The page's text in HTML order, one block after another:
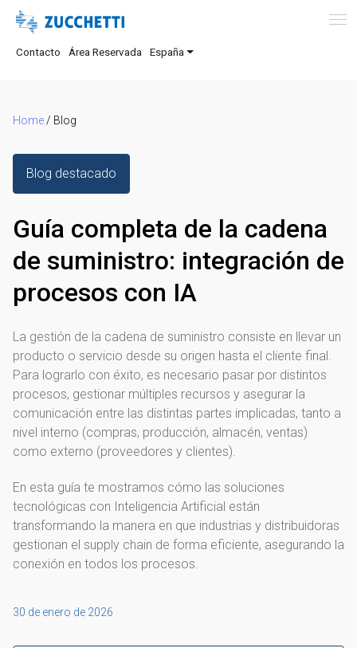
Contacto Área Reservada España
Home / Blog
Blog destacado
Guía completa de la cadena
de suministro: integración de
procesos con IA
La gestión de la cadena de suministro consiste en llevar un
producto o servicio desde su origen hasta el cliente final.
Para lograrlo con éxito, es necesario pasar por distintos
procesos, gestionar múltiples recursos y asegurar la
comunicación entre las distintas partes implicadas, tanto a
nivel interno (compras, producción, almacén, ventas)
como externo (proveedores y clientes).
En esta guía te mostramos cómo las soluciones
tecnológicas con Inteligencia Artificial están
transformando la manera en que industrias y distribuidoras
gestionan el supply chain de forma eficiente, asegurando la
conexión en todos los procesos.
30 de enero de 2026